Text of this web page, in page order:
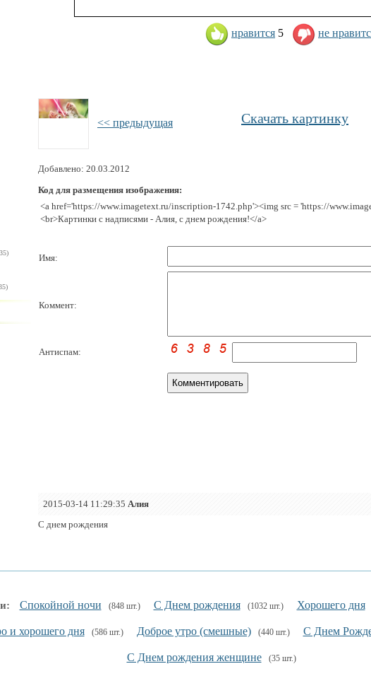
нравится 5 не
<< предыдущая Скачать картинку
Добавлено: 20.03.2012
Код для размещения изображения:
<a href='https://www.imagetext.ru/inscription-1742.php'><img src = 'https://
<br>Картинки с надписями - Алия, с днем рождения!</a>
Имя:
Коммент:
Антиспам:
2015-03-14 11:29:35 Алия
С днем рождения
Спокойной ночи (848 шт.) С Днем рождения (1032 шт.) Хорошего дня
и хорошего дня (586 шт.) Доброе утро (смешные) (440 шт.) С Днем
С Днем рождения женщине (35 шт.)